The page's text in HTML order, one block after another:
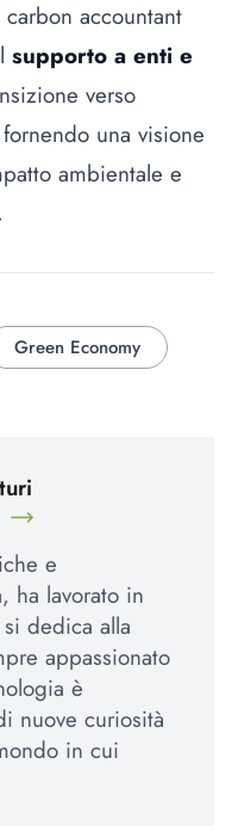
accountant
supporto a enti e
verso
una visione
ambientale e
Green Economy
e
ha lavorato in
dedica alla
appassionato
è
nuove curiosità
in cui